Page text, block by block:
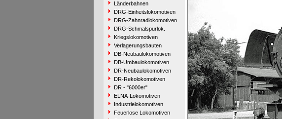
Länderbahnen
DRG-Einheitslokomotiven
DRG-Zahnradlokomotiven
DRG-Schmalspurlok.
Kriegslokomotiven
Verlagerungsbauten
DB-Neubaulokomotiven
DB-Umbaulokomotiven
DR-Neubaulokomotiven
DR-Rekolokomotiven
DR - "6000er"
ELNA-Lokomotiven
Industrielokomotiven
Feuerlose Lokomotiven